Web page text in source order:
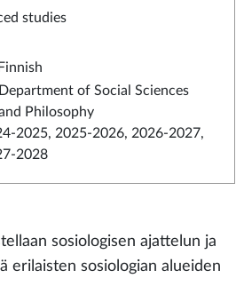
studies
Department of Social Sciences
Philosophy
2025, 2025-2026, 2026-2027,
2028
sosiologisen ajattelun ja
erilaisten sosiologian alueiden